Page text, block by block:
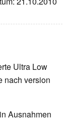
Ultra Low
nach version
Ausnahmen